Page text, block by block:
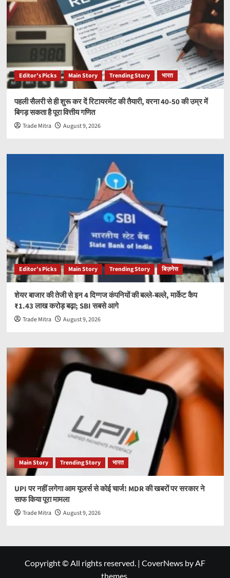
Editor’s Picks Main Story Trending Story भारत
पहली सैलरी से ही शुरू कर दें रिटायरमेंट की तैयारी, वरना 40-50 की उम्र में
बिगड़ सकता है पूरा वित्तीय गणित
Trade Mitra August 9, 2026
Editor’s Picks Main Story Trending Story बिज़नेस
शेयर बाजार की तेजी से इन 4 दिग्गज कंपनियों की बल्ले-बल्ले, मार्केट कैप
₹1.43 लाख करोड़ बढ़ा; SBI सबसे आगे
Trade Mitra August 9, 2026
Main Story Trending Story भारत
UPI पर नहीं लगेगा आम यूजर्स से कोई चार्ज! MDR की खबरों पर सरकार ने
साफ किया पूरा मामला
Trade Mitra August 9, 2026
Copyright © All rights reserved. | CoverNews by AF
themes.